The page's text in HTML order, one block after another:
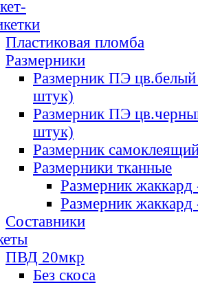
Пластиковая пломба
Размерники
Размерник ПЭ цв.белый
штук)
Размерник ПЭ
штук)
Размерник
Размерники тканные
Размерник
Размерник
Составники
ПВД 20мкр
Без скоса